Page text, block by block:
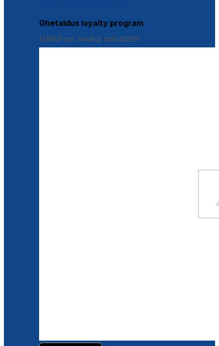
Ghetaldus loyalty program
Uštedi pri svakoj narudžbi!